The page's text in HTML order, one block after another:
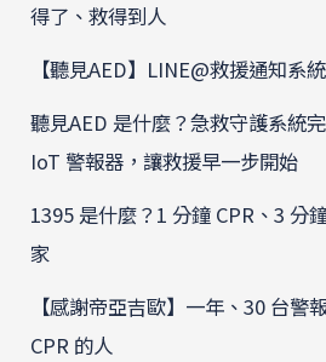
得了、救得到人
【聽見AED】LINE@救援通知系
聽見AED 是什麼？急救守護系統
IoT 警報器，讓救援早一步開始
1395 是什麼？1 分鐘 CPR、3 分
家
【感謝帝亞吉歐】一年、30 台警
CPR 的人